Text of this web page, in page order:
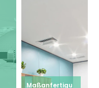
Maßanfertigu